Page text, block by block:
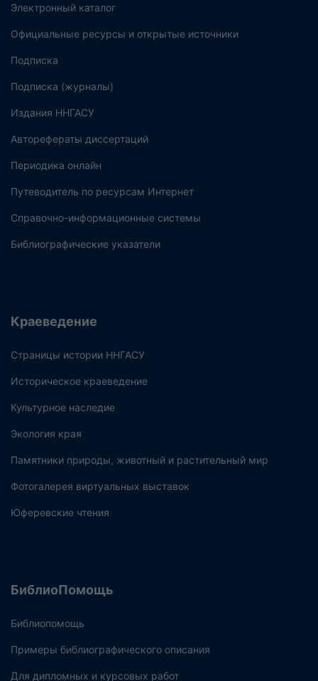
Электронный каталог
Официальные ресурсы и открытые источники
Подписка
Подписка (журналы)
Издания ННГАСУ
Авторефераты диссертаций
Периодика онлайн
Путеводитель по ресурсам Интернет
Справочно-информационные системы
Библиографические указатели
Краеведение
Страницы истории ННГАСУ
Историческое краеведение
Культурное наследие
Экология края
Памятники природы, животный и растительный мир
Фотогалерея виртуальных выставок
Юферевские чтения
БиблиоПомощь
Библиопомощь
Примеры библиографического описания
Для дипломных и курсовых работ